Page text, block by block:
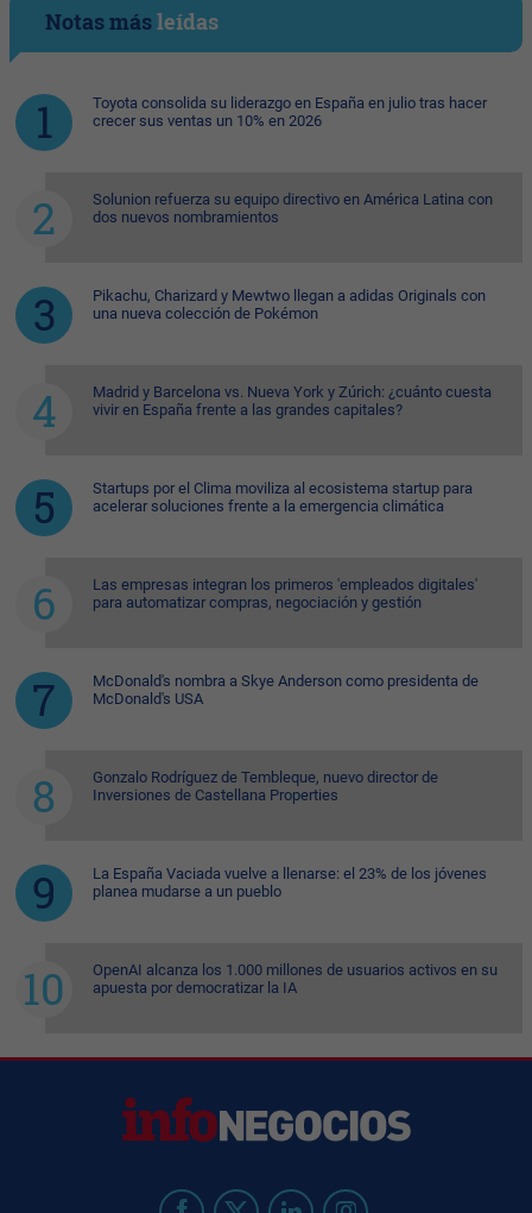
Notas másleídas
Toyota consolida su liderazgo en España en julio tras hacer
crecer sus ventas un 10% en 2026
Solunion refuerza su equipo directivo en América Latina con
dos nuevos nombramientos
Pikachu, Charizard y Mewtwo llegan a adidas Originals con
una nueva colección de Pokémon
Madrid y Barcelona vs. Nueva York y Zúrich: ¿cuánto cuesta
vivir en España frente a las grandes capitales?
Startups por el Clima moviliza al ecosistema startup para
acelerar soluciones frente a la emergencia climática
Las empresas integran los primeros 'empleados digitales'
para automatizar compras, negociación y gestión
McDonald's nombra a Skye Anderson como presidenta de
McDonald's USA
Gonzalo Rodríguez de Tembleque, nuevo director de
Inversiones de Castellana Properties
La España Vaciada vuelve a llenarse: el 23% de los jóvenes
planea mudarse a un pueblo
OpenAI alcanza los 1.000 millones de usuarios activos en su
apuesta por democratizar la IA